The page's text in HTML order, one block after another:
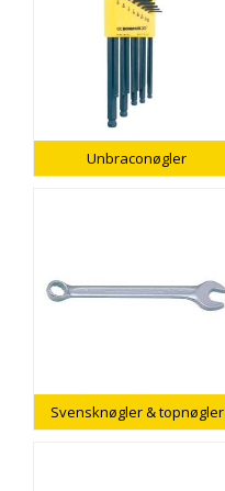
Unbraconøgler
Svensknøgler & topnøgler